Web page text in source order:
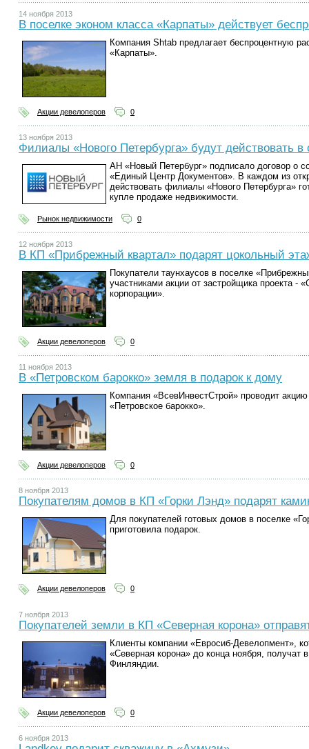
14 ноября 2013
В поселке эконом класса «Карпаты» действует
Компания Shtab предлагает беспроцентную
«Карпаты».
Акции девелоперов 0
13 ноября 2013
Филиалы «Нового Петербурга» будут действовать
АН «Новый Петербург» подписало договор о
«Единый Центр Документов». В каждом из
действовать филиалы «Нового Петербурга»
купле продаже недвижимости.
Рынок недвижимости 0
12 ноября 2013
В КП «Прибрежный квартал» подарят цокольный
Покупатели таунхаусов в поселке
участниками акции от застройщика проекта -
корпорации».
Акции девелоперов 0
11 ноября 2013
В «Петровском барокко» земля в подарок к дому
Компания «ВсевИнвестСтрой» проводит
«Петровское барокко».
Акции девелоперов 0
8 ноября 2013
Покупателям домов в КП «Горки Лэнд» подарят
Для покупателей готовых домов в поселке
приготовила подарок.
Акции девелоперов 0
7 ноября 2013
Покупателей земли в КП «Северная корона»
Клиенты компании «Евросиб-Девелопмент»,
«Северная корона» до конца ноября, получат
Финляндии.
Акции девелоперов 0
6 ноября 2013